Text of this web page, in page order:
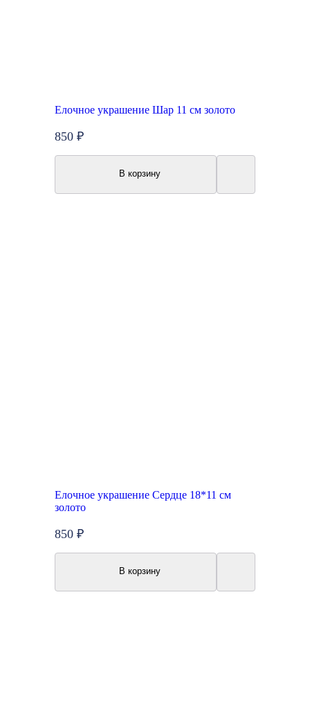
Елочное украшение Шар 11 см золото
850 ₽
В корзину
Елочное украшение Сердце 18*11 см
золото
850 ₽
В корзину